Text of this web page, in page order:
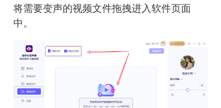
将需要变声的视频文件拖拽进入软件页面
中。